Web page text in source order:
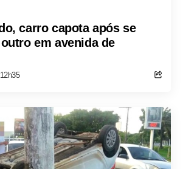
carro capota após se
em avenida de